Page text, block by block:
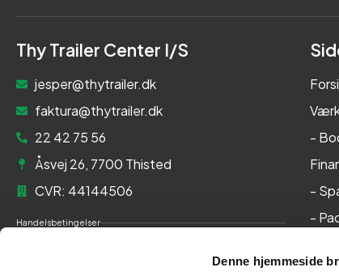
Denne hjemmeside
Thy Trailer Center I/S
jesper@thytrailer.dk
faktura@thytrailer.dk
22 42 75 56
Åsvej 26, 7700 Thisted
CVR: 44144506
Handelsbetingelser
-
-
-